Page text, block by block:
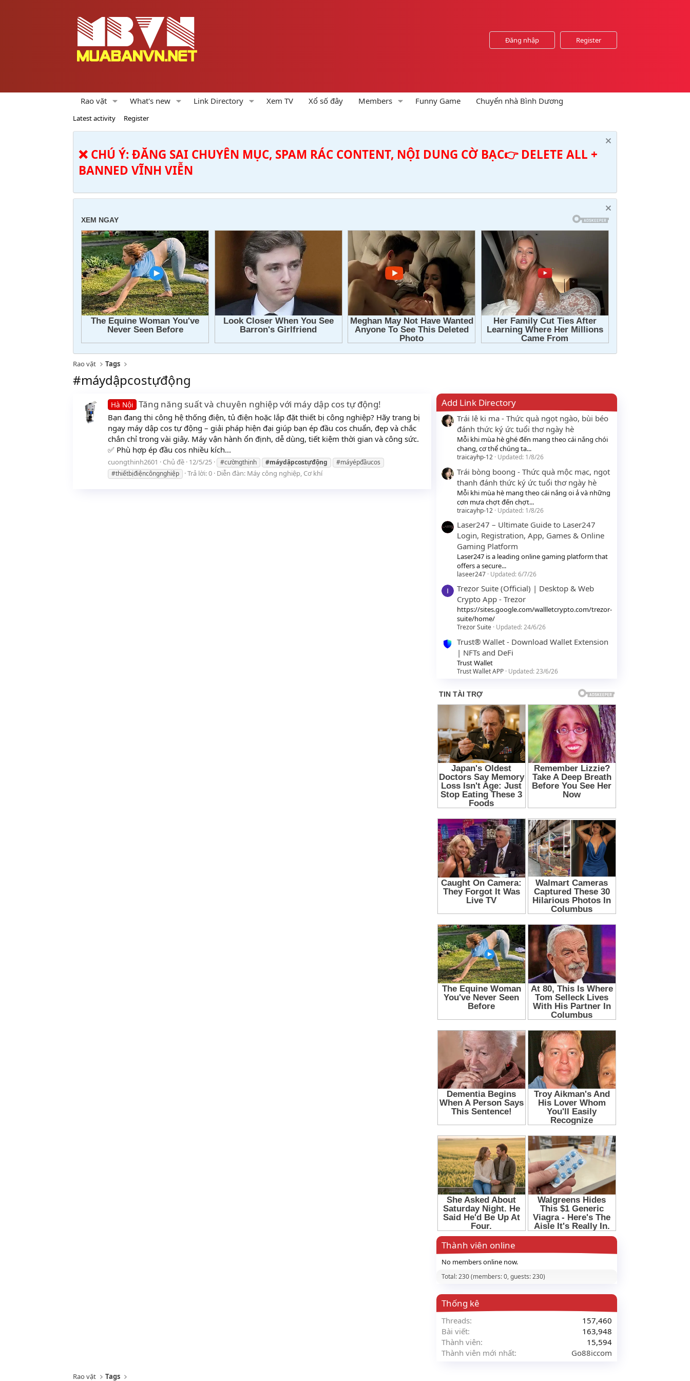
Đăng nhập Register
Rao vặt What's new Link Directory Xem TV Xổ số đây Members Funny Game Chuyển nhà Bình Dương
Latest activity Register
❌ CHÚ Ý: ĐĂNG SAI CHUYÊN MỤC, SPAM RÁC CONTENT, NỘI DUNG CỜ BẠC👉 DELETE ALL +
BANNED VĨNH VIỄN
Rao vặt Tags
#máydậpcostựđộng
Hà Nội Tăng năng suất và chuyên nghiệp với máy dập cos tự động!
Bạn đang thi công hệ thống điện, tủ điện hoặc lắp đặt thiết bị công nghiệp? Hãy trang bị
ngay máy dập cos tự động – giải pháp hiện đại giúp bạn ép đầu cos chuẩn, đẹp và chắc
chắn chỉ trong vài giây. Máy vận hành ổn định, dễ dùng, tiết kiệm thời gian và công sức.
✅ Phù hợp ép đầu cos nhiều kích...
cuongthinh2601 Chủ đề 12/5/25 #cườngthịnh #máydậpcostựđộng
#máyépđầucos
#thiếtbịđiệncôngnghiệp
Trả lời: 0 Diễn đàn: Máy công nghiệp, Cơ khí
Add Link Directory
Trái lê ki ma - Thức quà ngọt ngào, bùi béo
đánh thức ký ức tuổi thơ ngày hè
Mỗi khi mùa hè ghé đến mang theo cái nắng chói
chang, cơ thể chúng ta...
traicayhp-12 Updated: 1/8/26
Trái bòng boong - Thức quà mộc mạc, ngọt
thanh đánh thức ký ức tuổi thơ ngày hè
Mỗi khi mùa hè mang theo cái nắng oi ả và những
cơn mưa chợt đến chợt...
traicayhp-12 Updated: 1/8/26
Laser247 – Ultimate Guide to Laser247
Login, Registration, App, Games & Online
Gaming Platform
Laser247 is a leading online gaming platform that
offers a secure...
laseer247 Updated:6/7/26
Trezor Suite (Official) | Desktop & Web
Crypto App - Trezor
https://sites.google.com/wallletcrypto.com/trezor-
suite/home/
Trezor Suite Updated:24/6/26
Trust® Wallet - Download Wallet Extension
| NFTs and DeFi
Trust Wallet
Trust Wallet APP Updated:23/6/26
Thành viên online
No members online now.
Total: 230 (members: 0, guests: 230)
Thống kê
Threads
157,460
Bài viết
163,948
Thành viên
15,594
Thành viên mới nhất
Go88iccom
Rao vặt Tags